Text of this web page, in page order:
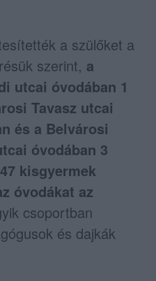
a szülőket a
szerint, a
utcai óvodában 1
Tavasz utcai
és a Belvárosi
óvodában 3
kisgyermek
óvodákat az
csoportban
és dajkák